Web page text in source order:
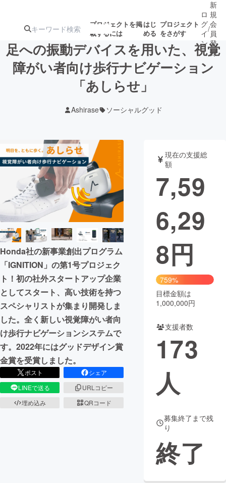
プロジェクトを掲
載するには
はじ
める
プロジェクト
をさがす
注目の新着プロ
ジェクト
募集終了が近いプ
テクノロジー・ガジェット
映像・映画 書籍・雑誌
ビジネス・起業 チャレンジ
まちづくり・地域活性化
CAMPFIRE for Social Good
CAMPFIRE Creation
CAMPFIREふるさと納税machi-ya コミュニティ
ロ
グ
イ
ン
/
新
規
会
員
登
録
足への振動デバイスを用いた、視覚
障がい者向け歩行ナビゲーション
「あしらせ」
Ashirase ソーシャルグッド
Honda社の新事業創出プログラム
「IGNITION」の第1号プロジェク
ト！初の社外スタートアップ企業
としてスタート、高い技術を持つ
スペシャリストが集まり開発しま
した。全く新しい視覚障がい者向
け歩行ナビゲーションシステムで
す。2022年にはグッドデザイン賞
金賞を受賞しました。
ポスト
シェア
LINEで送る
URLコピー
埋め込み
QRコード
現在の支援総
額
7,59
6,29
8円
759%
目標金額は
1,000,000円
支援者数
173
人
募集終了まで残
り
終了